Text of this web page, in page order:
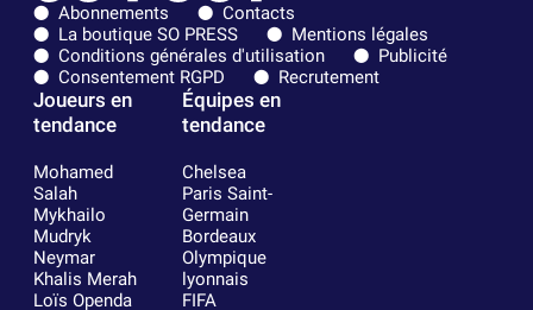
Abonnements
Contacts
La boutique SO PRESS
Mentions légales
Conditions générales d'utilisation
Publicité
Consentement RGPD
Recrutement
Joueurs en
tendance
Mohamed
Salah
Mykhailo
Mudryk
Neymar
Khalis Merah
Loïs Openda
Équipes en
tendance
Chelsea
Paris Saint-
Germain
Bordeaux
Olympique
lyonnais
FIFA